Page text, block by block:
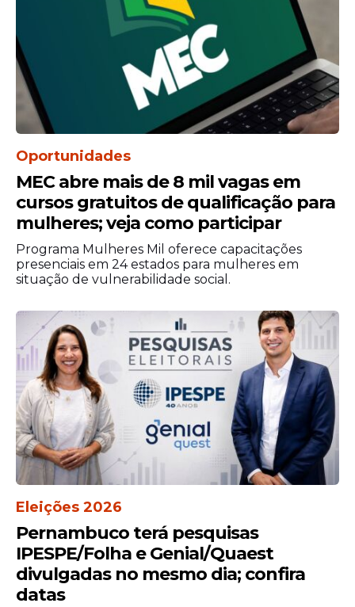
Como preparar:Misture 1 colher de chá da
erva seca com 1 xícara de água quente.
Aguarde 10 minutos antes de beber.
Para melhores resultados, consuma o chá
enxaqueca, como sensibilidade à luz,
náusea ou dor pulsante. A ingestão ainda
no início da crise pode reduzir a
intensidade dos sintomas e evitar que a dor
se agrave.
Chás naturais não substituem tratamento
médico. Se as crises forem frequentes ou
intensas, procure um neurologista.
com doenças crônicas devem consultar
um profissional antes do consumo.
Oportunidades
MEC abre mais de 8 mil vagas em
cursos gratuitos de qualificação para
mulheres; veja como participar
Programa Mulheres Mil oferece capacitações
presenciais em 24 estados para mulheres em
situação de vulnerabilidade social.
Eleições 2026
Pernambuco terá pesquisas
IPESPE/Folha e Genial/Quaest
divulgadas no mesmo dia; confira
datas